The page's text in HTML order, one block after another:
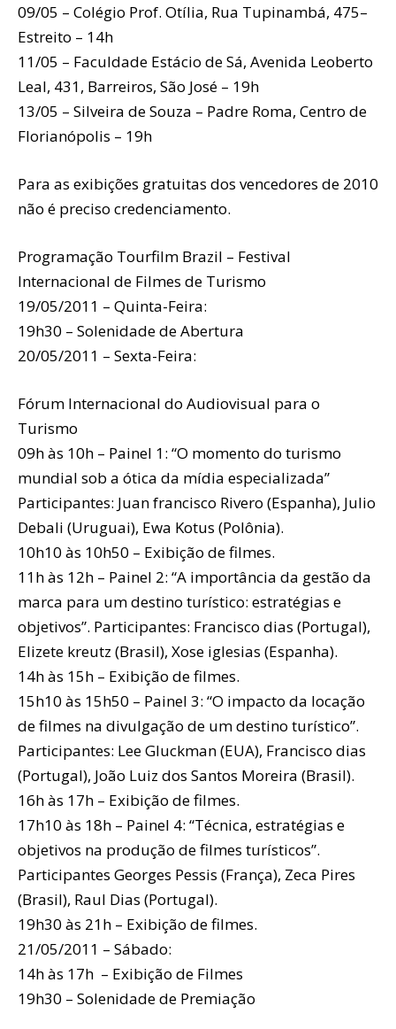
09/05 – Colégio Prof. Otília, Rua Tupinambá, 475–
Estreito – 14h
11/05 – Faculdade Estácio de Sá, Avenida Leoberto
Leal, 431, Barreiros, São José – 19h
13/05 – Silveira de Souza – Padre Roma, Centro de
Florianópolis – 19h
Para as exibições gratuitas dos vencedores de 2010
não é preciso credenciamento.
Programação Tourfilm Brazil – Festival
Internacional de Filmes de Turismo
19/05/2011 – Quinta-Feira:
19h30 – Solenidade de Abertura
20/05/2011 – Sexta-Feira:
Fórum Internacional do Audiovisual para o
Turismo
09h às 10h – Painel 1: “O momento do turismo
mundial sob a ótica da mídia especializada”
Participantes: Juan francisco Rivero (Espanha), Julio
Debali (Uruguai), Ewa Kotus (Polônia).
10h10 às 10h50 – Exibição de filmes.
11h às 12h – Painel 2: “A importância da gestão da
marca para um destino turístico: estratégias e
objetivos”. Participantes: Francisco dias (Portugal),
Elizete kreutz (Brasil), Xose iglesias (Espanha).
14h às 15h – Exibição de filmes.
15h10 às 15h50 – Painel 3: “O impacto da locação
de filmes na divulgação de um destino turístico”.
Participantes: Lee Gluckman (EUA), Francisco dias
(Portugal), João Luiz dos Santos Moreira (Brasil).
16h às 17h – Exibição de filmes.
17h10 às 18h – Painel 4: “Técnica, estratégias e
objetivos na produção de filmes turísticos”.
Participantes Georges Pessis (França), Zeca Pires
(Brasil), Raul Dias (Portugal).
19h30 às 21h – Exibição de filmes.
21/05/2011 – Sábado:
14h às 17h – Exibição de Filmes
19h30 – Solenidade de Premiação